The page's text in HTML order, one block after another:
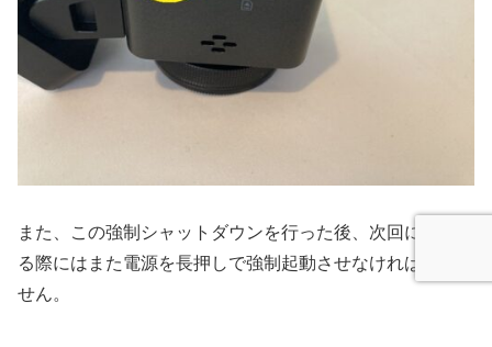
また、この強制シャットダウンを行った後、次回に運転す
る際にはまた電源を長押しで強制起動させなければなりま
せん。